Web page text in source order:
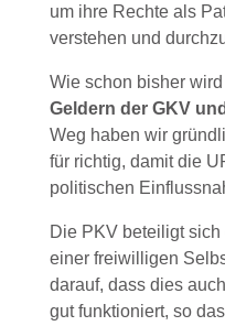
um ihre Rechte als
verstehen und
Wie schon bisher
Geldern der GKV
Weg haben wir
für richtig, damit die
politischen
Die PKV beteiligt
einer freiwilligen
darauf, dass dies
gut funktioniert, so